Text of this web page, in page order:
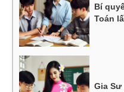
Bí
Toán
Gia